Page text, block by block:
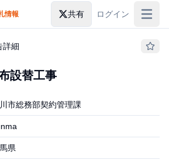
ップ
情報 共有 ログイン
詳細
設替工事
市総務部契約管理課
県